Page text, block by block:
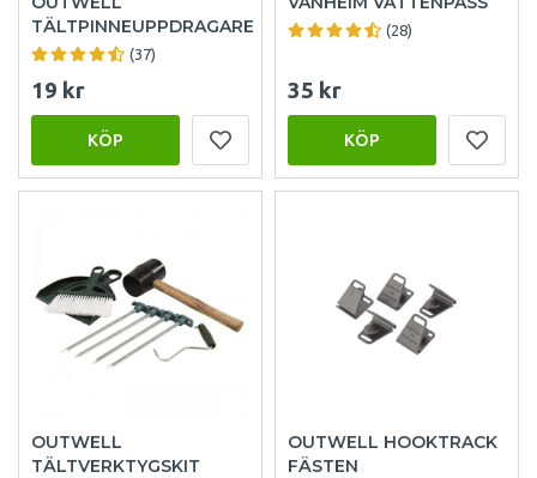
TÄLTPINNEUPPDRAGARE
(37)
19 kr
KÖP
(28)
35 kr
KÖP
OUTWELL
TÄLTVERKTYGSKIT
OUTWELL HOOKTRACK
FÄSTEN